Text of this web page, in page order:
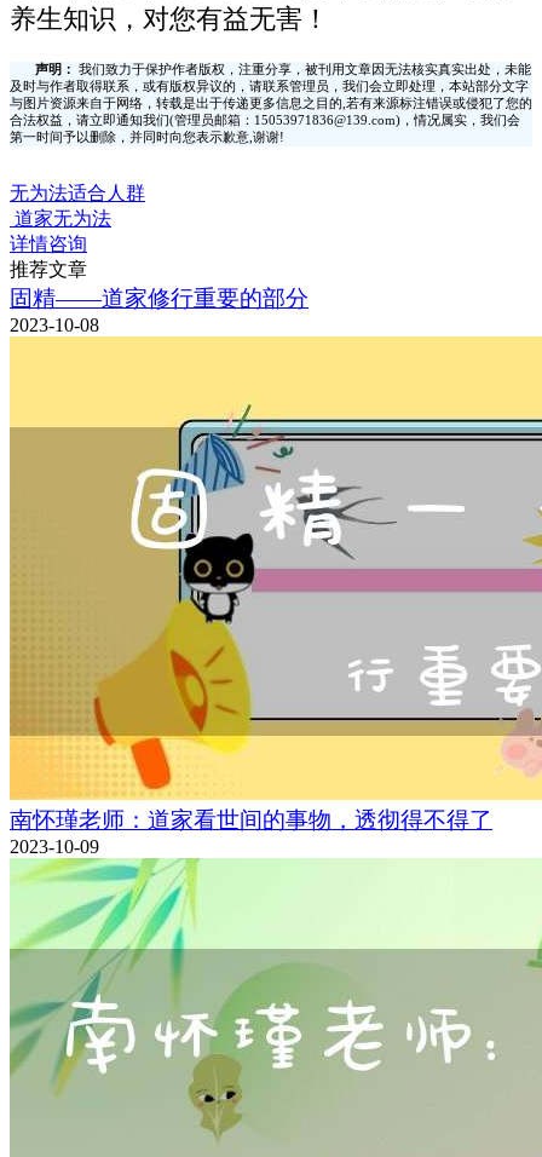
养生知识，对您有益无害！
声明：
我们致力于保护作者版权，注重分享，被刊用文章因无法核实真实出处，未能
及时与作者取得联系，或有版权异议的，请联系管理员，我们会立即处理，本站部分文字
与图片资源来自于网络，转载是出于传递更多信息之目的,若有来源标注错误或侵犯了您的
合法权益，请立即通知我们(管理员邮箱：15053971836@139.com)，情况属实，我们会
第一时间予以删除，并同时向您表示歉意,谢谢!
无为法适合人群
道家无为法
详情咨询
推荐文章
固精——道家修行重要的部分
2023-10-08
南怀瑾老师：道家看世间的事物，透彻得不得了
2023-10-09